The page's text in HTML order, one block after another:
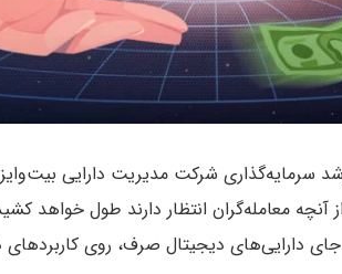
آنچه معامله‌گران انتظار دارند طول خواهد
دارایی‌های دیجیتال صرف، روی کاربردهای